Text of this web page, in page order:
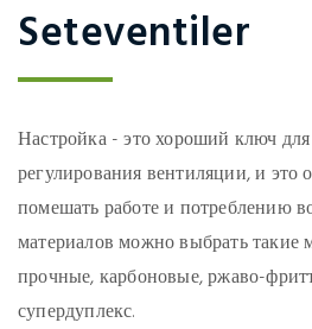
Seteventiler
Настройка - это хороший ключ
регулирования вентиляции, и это
помешать работе и потреблению
материалов можно выбрать такие
прочные, карбоновые, ржаво-
супердуплекс.